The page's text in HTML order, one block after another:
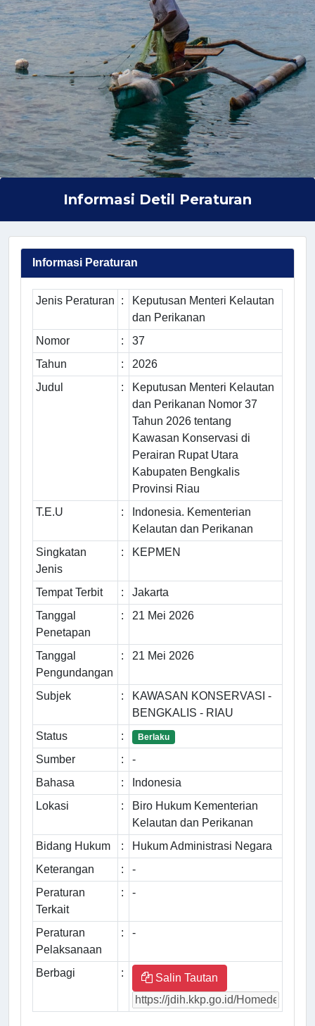
Informasi Detil Peraturan
Informasi Peraturan
Jenis Peraturan :
Keputusan Menteri Kelautan
dan Perikanan
Nomor
:
37
Tahun
:
2026
Judul
:
Keputusan Menteri Kelautan
dan Perikanan Nomor 37
Tahun 2026 tentang
Kawasan Konservasi di
Perairan Rupat Utara
Kabupaten Bengkalis
Provinsi Riau
T.E.U
:
Indonesia. Kementerian
Kelautan dan Perikanan
Singkatan
Jenis
: KEPMEN
Tempat Terbit :
Jakarta
Tanggal
Penetapan
: 21 Mei 2026
Tanggal
Pengundangan
: 21 Mei 2026
Subjek :
KAWASAN KONSERVASI -
BENGKALIS - RIAU
Status
: Berlaku
Sumber :
-
Bahasa
:
Indonesia
Lokasi
:
Biro Hukum Kementerian
Kelautan dan Perikanan
Bidang Hukum
:
Hukum Administrasi Negara
Keterangan
:
-
Peraturan
Terkait
: -
Peraturan
Pelaksanaan
: -
Berbagi : Salin Tautan